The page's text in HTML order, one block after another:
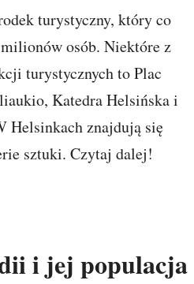
turystyczny, który co
osób. Niektóre z
turystycznych to Plac
Katedra Helsińska i
Helsinkach znajdują się
sztuki. Czytaj dalej!
i jej populacja